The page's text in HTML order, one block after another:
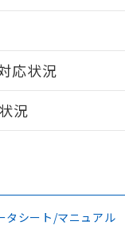
ます。
ログイン/会員登録
ご利用いただく前に
件
応状況
・凡例
況
タシート/マニュアル
す。
有証明書（当社基準
去に遡って非含有を
ません。
指令のフタル酸エス
応品が混在することか
記載しておりました